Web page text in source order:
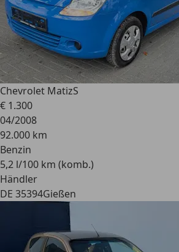
Chevrolet MatizS
€ 1.300
04/2008
92.000 km
Benzin
5,2 l/100 km (komb.)
Händler
DE 35394Gießen